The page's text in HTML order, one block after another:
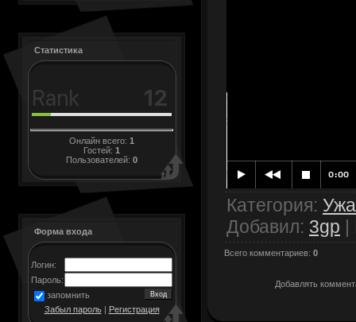
Статистика
Онлайн всего: 1
Гостей: 1
Пользователей: 0
Форма входа
Логин:
Пароль:
запомнить
Забыл пароль| Регистрация
Категория:
Добавил: 3gp |
Всего комментариев: 0
Добавлять